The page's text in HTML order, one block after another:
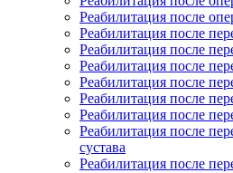
Реабилитация после
Реабилитация после
Реабилитация после
Реабилитация после
Реабилитация после
Реабилитация после
Реабилитация после
Реабилитация после
сустава
Реабилитация после